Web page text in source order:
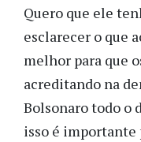
Quero que ele
esclarecer o que
melhor para que
acreditando na
Bolsonaro todo o
isso é importante